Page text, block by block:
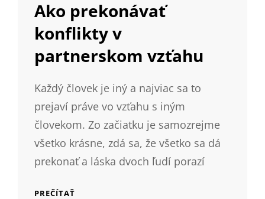
Ako prekonávať
konflikty v
partnerskom vzťahu
Každý človek je iný a najviac sa to
prejaví práve vo vzťahu s iným
človekom. Zo začiatku je samozrejme
všetko krásne, zdá sa, že všetko sa dá
prekonať a láska dvoch ľudí porazí
PREČÍTAŤ